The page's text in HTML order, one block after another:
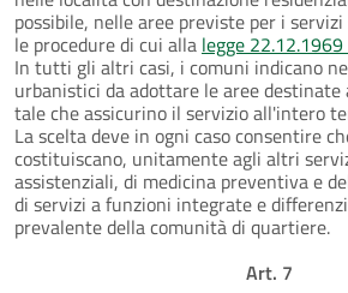
possibile, nelle aree previste per i
le procedure di cui alla legge
In tutti gli altri casi, i comuni indicano
urbanistici da adottare le aree destinate
tale che assicurino il servizio all'intero
La scelta deve in ogni caso consentire
costituiscano, unitamente agli altri
assistenziali, di medicina preventiva e
di servizi a funzioni integrate e
prevalente della comunità di quartiere.
Art. 7